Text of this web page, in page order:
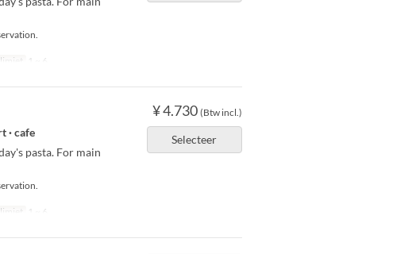
1 ~ 6
¥ 4.730 (Btw incl.)
Selecteer
· cafe
pasta. For main
1 ~ 6